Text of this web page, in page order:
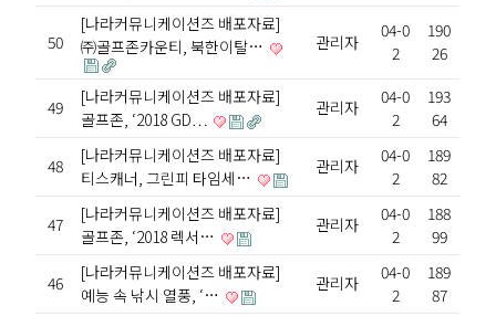
50
[나라커뮤니케이션즈 배포자료]
㈜골프존카운티, 북한이탈…
관리자
04-0
2
190
26
49
[나라커뮤니케이션즈 배포자료]
골프존, ‘2018 GD…
관리자
04-0
2
193
64
48
[나라커뮤니케이션즈 배포자료]
티스캐너, 그린피 타임세…
관리자
04-0
2
189
82
47
[나라커뮤니케이션즈 배포자료]
골프존, ‘2018 렉서…
관리자
04-0
2
188
99
46
[나라커뮤니케이션즈 배포자료]
예능 속 낚시 열풍, ‘…
관리자
04-0
2
189
87